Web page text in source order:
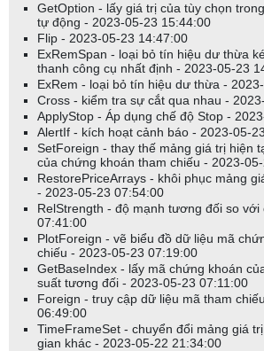
GetOption - lấy giá trị của tùy chọn
tự động - 2023-05-23 15:44:00
Flip - 2023-05-23 14:47:00
ExRemSpan - loại bỏ tín hiệu dư thừa
thanh công cụ nhất định - 2023-05-23
ExRem - loại bỏ tín hiệu dư thừa -
Cross - kiểm tra sự cắt qua nhau -
ApplyStop - Áp dụng chế độ Stop -
AlertIf - kích hoạt cảnh báo - 2023-05-
SetForeign - thay thế mảng giá trị hiện
của chứng khoán tham chiếu - 2023-
RestorePriceArrays - khôi phục mảng
- 2023-05-23 07:54:00
RelStrength - độ mạnh tương đối so
07:41:00
PlotForeign - vẽ biểu đồ dữ liệu mã
chiếu - 2023-05-23 07:19:00
GetBaseIndex - lấy mã chứng khoán
suất tương đối - 2023-05-23 07:11:00
Foreign - truy cập dữ liệu mã tham
06:49:00
TimeFrameSet - chuyển đổi mảng giá
gian khác - 2023-05-22 21:34:00